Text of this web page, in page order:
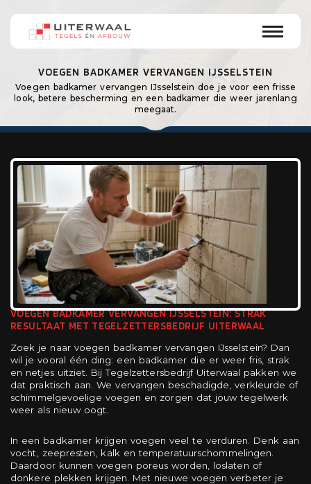
VOEGEN BADKAMER VERVANGEN IJSSELSTEIN
Voegen badkamer vervangen IJsselstein doe je voor een frisse
look, betere bescherming en een badkamer die weer jarenlang
meegaat.
VOEGEN BADKAMER VERVANGEN IJSSELSTEIN: STRAK
RESULTAAT MET TEGELZETTERSBEDRIJF UITERWAAL
Zoek je naar voegen badkamer vervangen IJsselstein? Dan
wil je vooral één ding: een badkamer die er weer fris, strak
en netjes uitziet. Bij Tegelzettersbedrijf Uiterwaal pakken we
dat praktisch aan. We vervangen beschadigde, verkleurde of
schimmelgevoelige voegen en zorgen dat jouw tegelwerk
weer als nieuw oogt.
In een badkamer krijgen voegen veel te verduren. Denk aan
vocht, zeepresten, kalk en temperatuurschommelingen.
Daardoor kunnen voegen poreus worden, loslaten of
donkere plekken krijgen. Met nieuwe voegen verbeter je